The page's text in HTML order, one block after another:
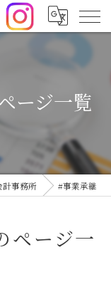
ージ一覧
計事務所 #事業承継
ページ一